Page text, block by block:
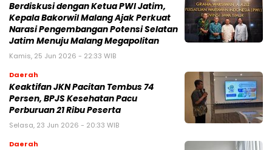
Berdiskusi dengan Ketua PWI Jatim,
Kepala Bakorwil Malang Ajak Perkuat
Narasi Pengembangan Potensi Selatan
Jatim Menuju Malang Megapolitan
Kamis, 25 Jun 2026 - 22:33 WIB
Daerah
Keaktifan JKN Pacitan Tembus 74
Persen, BPJS Kesehatan Pacu
Perburuan 21 Ribu Peserta
Selasa, 23 Jun 2026 - 20:33 WIB
Daerah